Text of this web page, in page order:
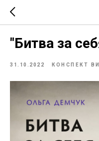
"Битва за
31.10.2022 КОНСПЕКТ